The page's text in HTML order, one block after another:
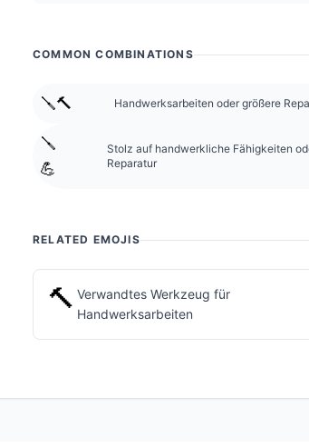
COMMON COMBINATIONS
🪛🔨 Handwerksarbeiten oder größere
🪛
💪
Stolz auf handwerkliche Fähigkeiten
Reparatur
RELATED EMOJIS
🔨 Verwandtes Werkzeug für
Handwerksarbeiten